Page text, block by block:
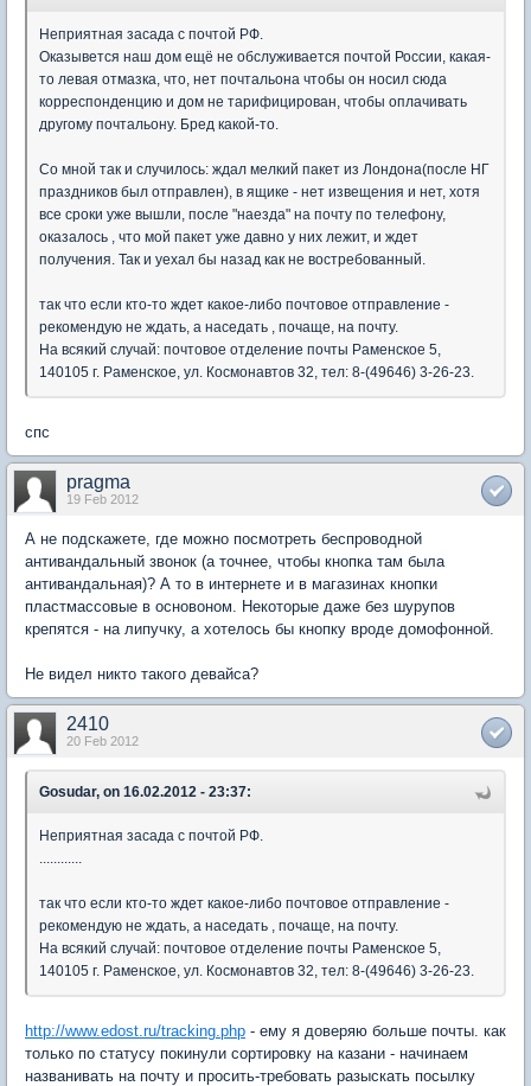
Неприятная засада с почтой РФ.
Оказывется наш дом ещё не обслуживается почтой России, какая-
то левая отмазка, что, нет почтальона чтобы он носил сюда
корреспонденцию и дом не тарифицирован, чтобы оплачивать
другому почтальону. Бред какой-то.
Со мной так и случилось: ждал мелкий пакет из Лондона(после НГ
праздников был отправлен), в ящике - нет извещения и нет, хотя
все сроки уже вышли, после "наезда" на почту по телефону,
оказалось , что мой пакет уже давно у них лежит, и ждет
получения. Так и уехал бы назад как не востребованный.
так что если кто-то ждет какое-либо почтовое отправление -
рекомендую не ждать, а наседать , почаще, на почту.
На всякий случай: почтовое отделение почты Раменское 5,
140105 г. Раменское, ул. Космонавтов 32, тел: 8-(49646) 3-26-23.
спс
pragma
19 Feb 2012
А не подскажете, где можно посмотреть беспроводной
антивандальный звонок (а точнее, чтобы кнопка там была
антивандальная)? А то в интернете и в магазинах кнопки
пластмассовые в основоном. Некоторые даже без шурупов
крепятся - на липучку, а хотелось бы кнопку вроде домофонной.
Не видел никто такого девайса?
2410
20 Feb 2012
Gosudar, on 16.02.2012 - 23:37:
Неприятная засада с почтой РФ.
............
так что если кто-то ждет какое-либо почтовое отправление -
рекомендую не ждать, а наседать , почаще, на почту.
На всякий случай: почтовое отделение почты Раменское 5,
140105 г. Раменское, ул. Космонавтов 32, тел: 8-(49646) 3-26-23.
http://www.edost.ru/tracking.php - ему я доверяю больше почты. как
только по статусу покинули сортировку на казани - начинаем
названивать на почту и просить-требовать разыскать посылку